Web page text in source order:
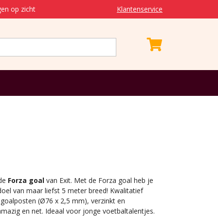
op zicht Klantenservice
Forza goal van Exit. Met de Forza goal heb je
van maar liefst 5 meter breed! Kwalitatief
(Ø76 x 2,5 mm), verzinkt en
en net. Ideaal voor jonge voetbaltalentjes.